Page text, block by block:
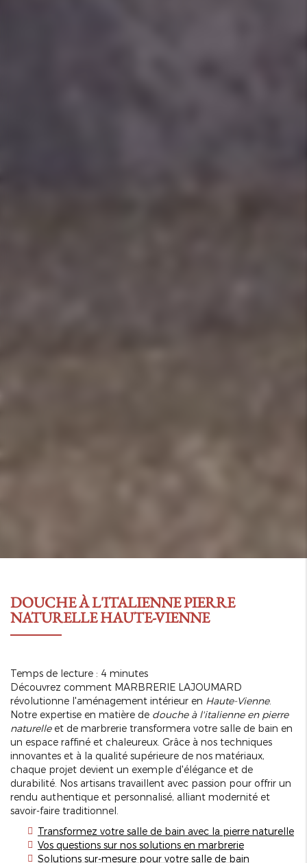
DOUCHE À L'ITALIENNE PIERRE
NATURELLE HAUTE-VIENNE
Temps de lecture : 4 minutes
Découvrez comment MARBRERIE LAJOUMARD
révolutionne l'aménagement intérieur en Haute-Vienne.
Notre expertise en matière de douche à l'italienne en pierre
naturelleet de marbrerie transformera votre salle de bain en
un espace raffiné et chaleureux. Grâce à nos techniques
innovantes et à la qualité supérieure de nos matériaux,
chaque projet devient un exemple d'élégance et de
durabilité. Nos artisans travaillent avec passion pour offrir un
rendu authentique et personnalisé, alliant modernité et
savoir-faire traditionnel.
Transformez votre salle de bain avec la pierre naturelle
Vos questions sur nos solutions en marbrerie
Solutions sur-mesure pour votre salle de bain